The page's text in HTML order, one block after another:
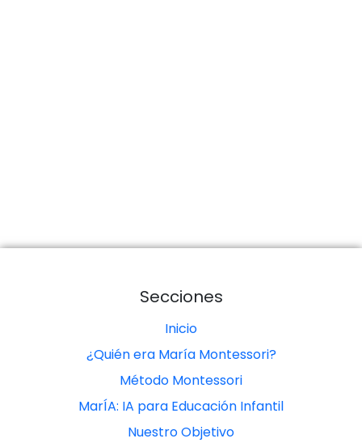
Secciones
Inicio
¿Quién era María Montessori?
Método Montessori
MarÍA: IA para Educación Infantil
Nuestro Objetivo